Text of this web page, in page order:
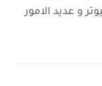
و عديد الامور